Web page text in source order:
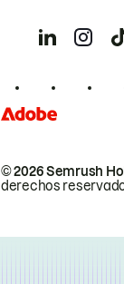
© 2026 Semrush
derechos